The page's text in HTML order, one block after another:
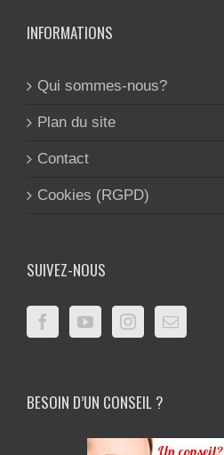
INFORMATIONS
Qui sommes-nous?
Plan du site
Contact
Cookies (RGPD)
SUIVEZ-NOUS
BESOIN D’UN CONSEIL ?